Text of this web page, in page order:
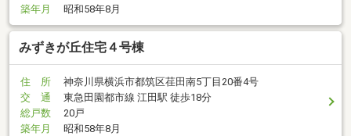
築年月
昭和58年8月
みずきが丘住宅４号棟
住 所
神奈川県横浜市都筑区荏田南5丁目20番4号
交 通
東急田園都市線 江田駅 徒歩18分
総戸数
20戸
築年月
昭和58年8月